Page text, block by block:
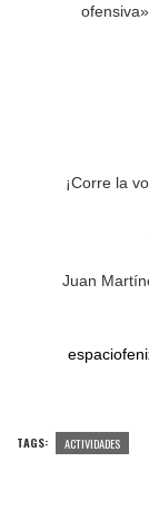
¡Corre la
Juan
TAGS: ACTIVIDADES